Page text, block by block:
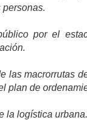
por el
las macrorrutas
plan de
la logística